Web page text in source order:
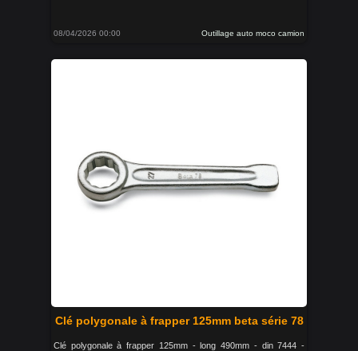
08/04/2026 00:00 Outillage auto moco camion
Clé polygonale à frapper 125mm beta série 78
Clé polygonale à frapper 125mm - long 490mm - din 7444 -